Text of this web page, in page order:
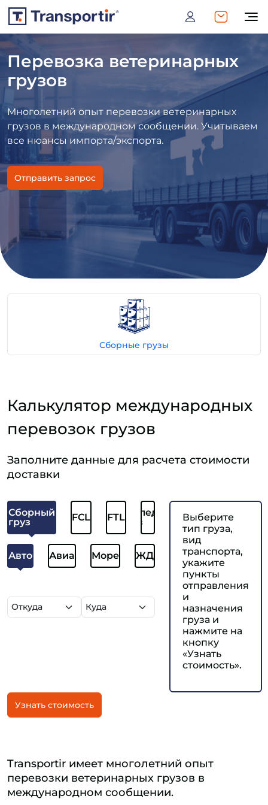
Перевозка ветеринарных
грузов
Многолетний опыт перевозки ветеринарных
грузов в международном сообщении. Учитываем
все нюансы импорта/экспорта.
Отправить запрос
Сборные грузы
Калькулятор международных
перевозок грузов
Заполните данные для расчета стоимости
доставки
Сборный
груз
FCL FTLОтследить
груз
Авто Авиа Море ЖД
Выберите
тип груза,
вид
транспорта,
укажите
пункты
отправления
и
назначения
груза и
нажмите на
кнопку
«Узнать
стоимость».
Узнать стоимость
Transportir имеет многолетний опыт
перевозки ветеринарных грузов в
международном сообщении.